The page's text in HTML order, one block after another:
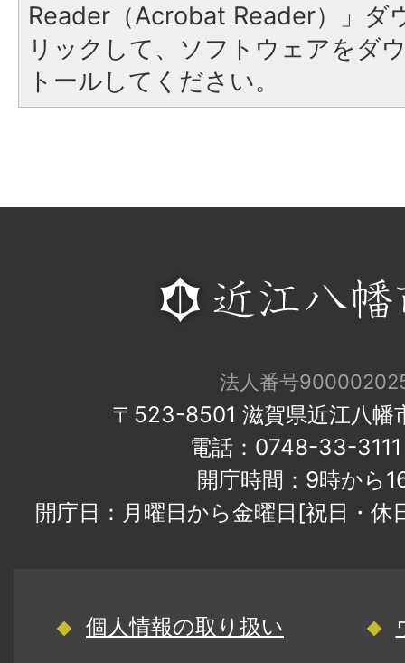
Reader（Acrobat Reader）」ダ
リックして、ソフトウェアをダ
トールしてください。
法人番号
〒523-8501 滋賀県近江八幡
電話：0748-33-
開庁時間：9時から
開庁日：月曜日から金曜日[祝日・
個人情報の取り扱い